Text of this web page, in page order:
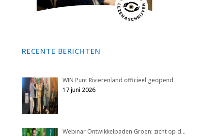
RECENTE BERICHTEN
WIN Punt Rivierenland officieel geopend
17 juni 2026
Webinar Ontwikkelpaden Groen: zicht op d…